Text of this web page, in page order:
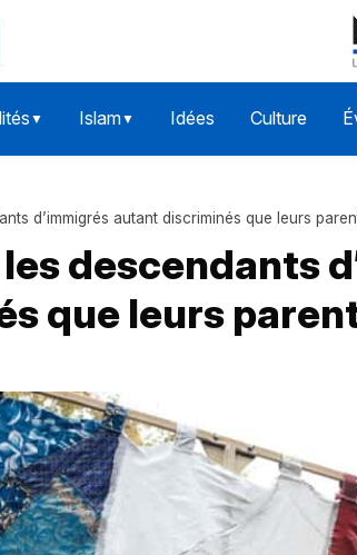
▼ Islam▼ Idées Culture
d’immigrés autant discriminés que leurs
descendants
que leurs